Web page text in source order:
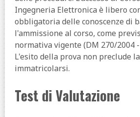
Ingegneria Elettronica è libero
obbligatoria delle conoscenze di
l'ammissione al corso, come
normativa vigente (DM 270/2004 -
L'esito della prova non preclude
immatricolarsi.
Test di Valutazione